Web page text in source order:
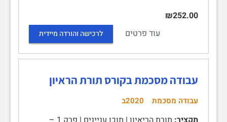
₪252.00
עוד פרטים
לרכישה והורדה מיידית
עבודה מסכמת בקורס תורת הראיון
עבודה מסכמת 2020ב